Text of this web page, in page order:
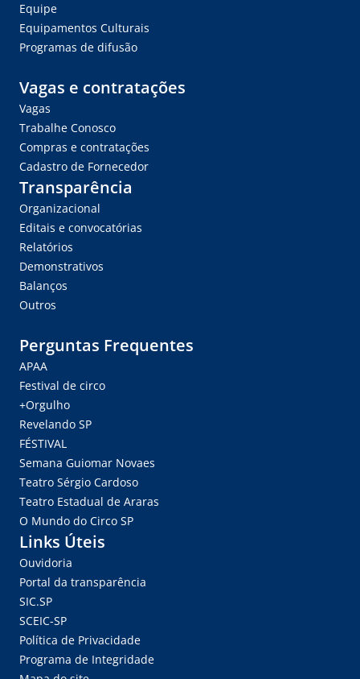
Equipe
Equipamentos Culturais
Programas de difusão
Vagas e contratações
Vagas
Trabalhe Conosco
Compras e contratações
Cadastro de Fornecedor
Transparência
Organizacional
Editais e convocatórias
Relatórios
Demonstrativos
Balanços
Outros
Perguntas Frequentes
APAA
Festival de circo
+Orgulho
Revelando SP
FÉSTIVAL
Semana Guiomar Novaes
Teatro Sérgio Cardoso
Teatro Estadual de Araras
O Mundo do Circo SP
Links Úteis
Ouvidoria
Portal da transparência
SIC.SP
SCEIC-SP
Política de Privacidade
Programa de Integridade